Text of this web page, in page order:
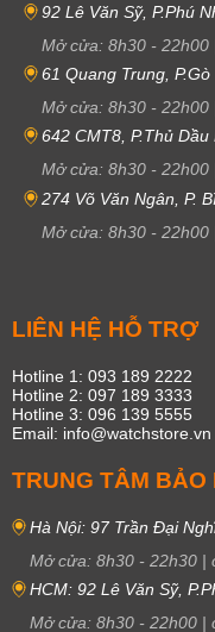
92 Lê Văn Sỹ, P.Phú
Mở cửa: 8h30 - 22h00
61 Quang Trung,
Mở cửa: 8h30 - 22h00
642 CMT8, P.Thủ
Mở cửa: 8h30 - 22h00
274 Võ Văn Ngân, P.
Mở cửa: 8h30 - 22h00
LIÊN HỆ HỖ TRỢ
Hotline 1: 093 189 2222
Hotline 2: 097 189 3333
Hotline 3: 096 139 5555
Email: info@watchstore.vn
TRUNG TÂM BẢO
Hà Nội: 97 Trần Đại
Mở cửa: 8h30 - 22h30 |
HCM: 92 Lê Văn Sỹ,
Mở cửa: 8h30 - 22h00 |